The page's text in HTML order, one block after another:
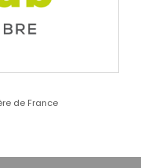
de France